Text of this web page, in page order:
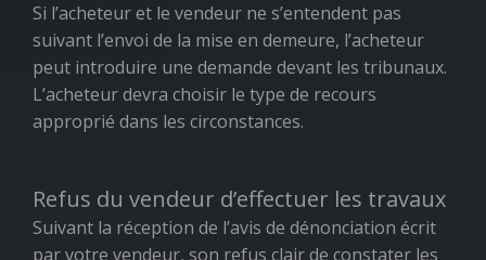
Si l’acheteur et le vendeur ne s’entendent pas
suivant l’envoi de la mise en demeure, l’acheteur
peut introduire une demande devant les tribunaux.
L’acheteur devra choisir le type de recours
approprié dans les circonstances.
Refus du vendeur d’effectuer les travaux
Suivant la réception de l’avis de dénonciation écrit
par votre vendeur, son refus clair de constater les